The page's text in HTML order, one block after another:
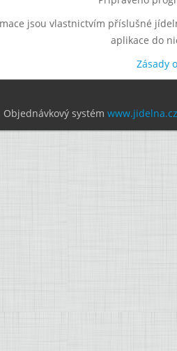
jsou vlastnictvím příslušné
aplikace do
Zásady
Objednávkový systém www.jidelna.cz